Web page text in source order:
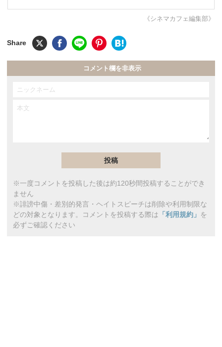
《シネマカフェ編集部》
コメント欄を非表示
※一度コメントを投稿した後は約120秒間投稿することができ
ません
※誹謗中傷・差別的発言・ヘイトスピーチは削除や利用制限な
どの対象となります。コメントを投稿する際は 「利用規約」 を
必ずご確認ください